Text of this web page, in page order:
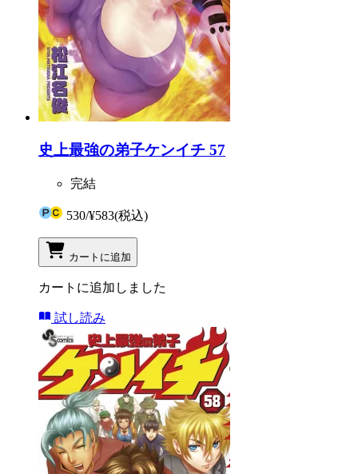
史上最強の弟子ケンイチ 57
完結
530/¥583(税込)
カートに追加
カートに追加しました
試し読み